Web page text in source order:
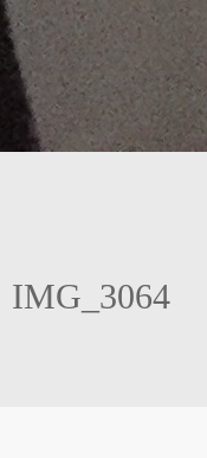
IMG_3064